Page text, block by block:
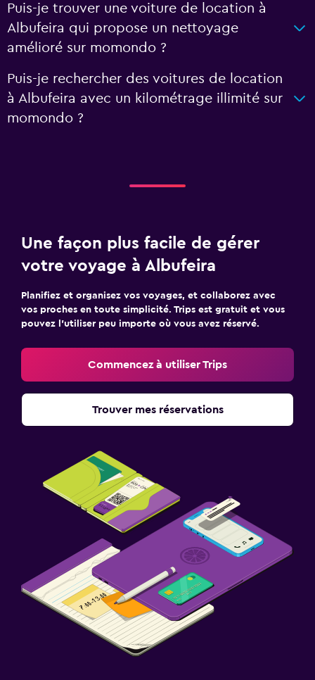
Puis-je trouver une voiture de location à
Albufeira qui propose un nettoyage
amélioré sur momondo ?
Puis-je rechercher des voitures de location
à Albufeira avec un kilométrage illimité sur
momondo ?
Une façon plus facile de gérer
votre voyage à Albufeira
Planifiez et organisez vos voyages, et collaborez avec
vos proches en toute simplicité. Trips est gratuit et vous
pouvez l’utiliser peu importe où vous avez réservé.
Commencez à utiliser Trips
Trouver mes réservations